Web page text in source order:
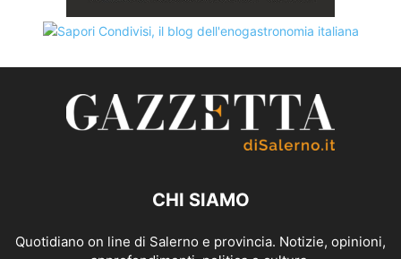
CHI SIAMO
Quotidiano on line di Salerno e provincia. Notizie, opinioni,